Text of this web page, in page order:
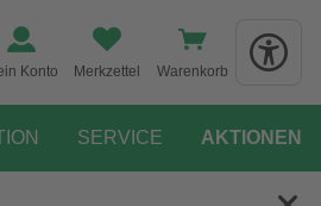
Konto Merkzettel Warenkorb
SERVICE AKTIONEN